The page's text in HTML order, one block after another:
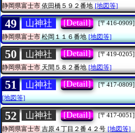
静岡県富士市依田橋５９２番地 [地図等]
49 山神社 [Detail]
[〒416-0909]
静岡県富士市松岡１１６番地 [地図等]
50 山神社 [Detail]
[〒419-0205]
静岡県富士市天間５８２番地 [地図等]
51 山神社 [Detail] [〒417-0809]
[地図等]
52 山神社 [Detail]
[〒417-0051]
静岡県富士市 吉原４丁目２番４２号 [地図等]